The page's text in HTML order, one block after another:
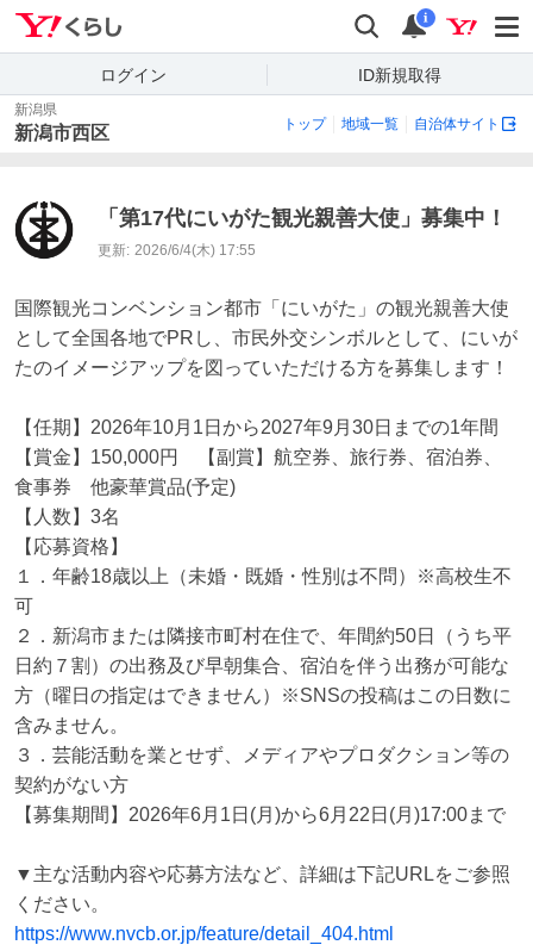
検索 通知
i
ログイン ID新規取得
新潟県
新潟市西区 トップ 地域一覧 自治体サイト
「第17代にいがた観光親善大使」募集中！
更新: 2026/6/4(木) 17:55
国際観光コンベンション都市「にいがた」の観光親善大使
として全国各地でPRし、市民外交シンボルとして、にいが
たのイメージアップを図っていただける方を募集します！
【任期】2026年10月1日から2027年9月30日までの1年間
【賞金】150,000円　【副賞】航空券、旅行券、宿泊券、
食事券　他豪華賞品(予定)
【人数】3名
【応募資格】
１．年齢18歳以上（未婚・既婚・性別は不問）※高校生不
可
２．新潟市または隣接市町村在住で、年間約50日（うち平
日約７割）の出務及び早朝集合、宿泊を伴う出務が可能な
方（曜日の指定はできません）※SNSの投稿はこの日数に
含みません。
３．芸能活動を業とせず、メディアやプロダクション等の
契約がない方
【募集期間】2026年6月1日(月)から6月22日(月)17:00まで
▼主な活動内容や応募方法など、詳細は下記URLをご参照
https://www.nvcb.or.jp/feature/detail_404.html